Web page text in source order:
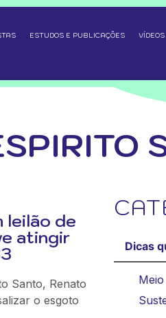
ESTUDOS E PUBLICAÇÕES VÍDEOS
leilão de
atingir
Santo, Renato
o esgoto
Dicas